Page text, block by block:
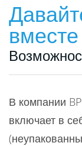
вместе
В компании
включает в